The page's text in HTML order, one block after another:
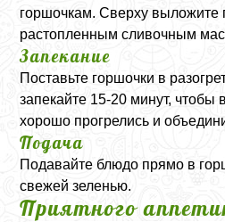
горшочкам. Сверху выложите
растопленным сливочным
Запекание
Поставьте горшочки в
запекайте 15-20 минут, чтобы
хорошо прогрелись и
Подача
Подавайте блюдо прямо в
свежей зеленью.
Приятного